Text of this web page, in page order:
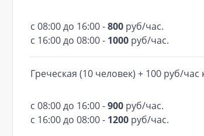
с 08:00 до 16:00 -800 руб/час.
с 16:00 до 08:00 - 1000 руб/час.
Греческая (10 человек) + 100 руб/
с 08:00 до 16:00 -900 руб/час.
с 16:00 до 08:00 - 1200 руб/час.